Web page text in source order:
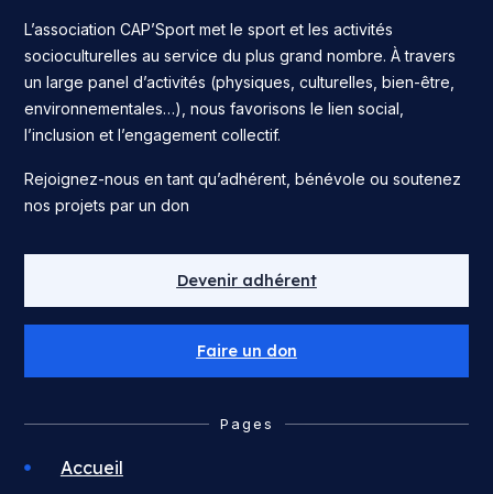
L’association CAP’Sport met le sport et les activités
socioculturelles au service du plus grand nombre. À travers
un large panel d’activités (physiques, culturelles, bien-être,
environnementales…), nous favorisons le lien social,
l’inclusion et l’engagement collectif.
Rejoignez-nous en tant qu’adhérent, bénévole ou soutenez
nos projets par un don
Devenir adhérent
Faire un don
Pages
Accueil